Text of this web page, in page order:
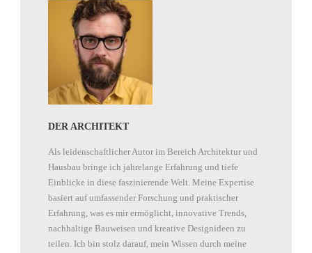
DER ARCHITEKT
Als leidenschaftlicher Autor im Bereich Architektur und
Hausbau bringe ich jahrelange Erfahrung und tiefe
Einblicke in diese faszinierende Welt. Meine Expertise
basiert auf umfassender Forschung und praktischer
Erfahrung, was es mir ermöglicht, innovative Trends,
nachhaltige Bauweisen und kreative Designideen zu
teilen. Ich bin stolz darauf, mein Wissen durch meine